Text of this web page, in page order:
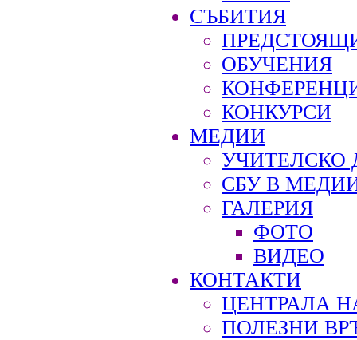
СЪБИТИЯ
ОБУЧЕНИЯ
КОНКУРСИ
МЕДИИ
УЧИТЕЛСКО
СБУ В
ГАЛЕРИЯ
ФОТО
ВИДЕО
КОНТАКТИ
ЦЕНТРАЛА
ПОЛЕЗНИ